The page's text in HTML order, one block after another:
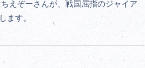
えぞーさんが、戦国屈指のジャイア
ます。